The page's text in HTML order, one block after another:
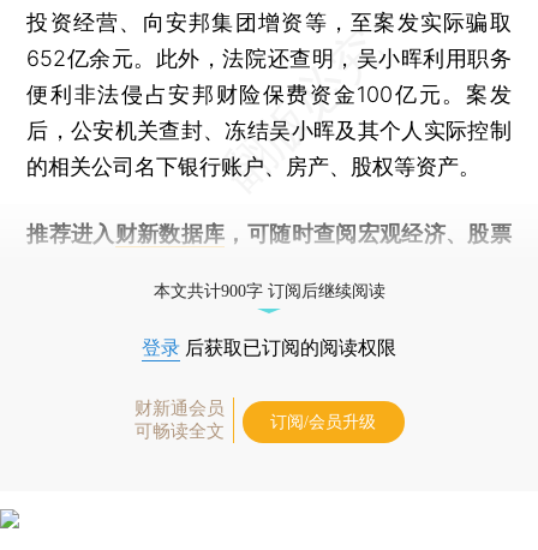
投资经营、向安邦集团增资等，至案发实际骗取
652亿余元。此外，法院还查明，吴小晖利用职务
便利非法侵占安邦财险保费资金100亿元。案发
后，公安机关查封、冻结吴小晖及其个人实际控制
的相关公司名下银行账户、房产、股权等资产。
推荐进入 财新数据库 ，可随时查阅宏观经济、股票
本文共计900字 订阅后继续阅读
登录 后获取已订阅的阅读权限
财新通会员
可畅读全文
订阅/会员升级